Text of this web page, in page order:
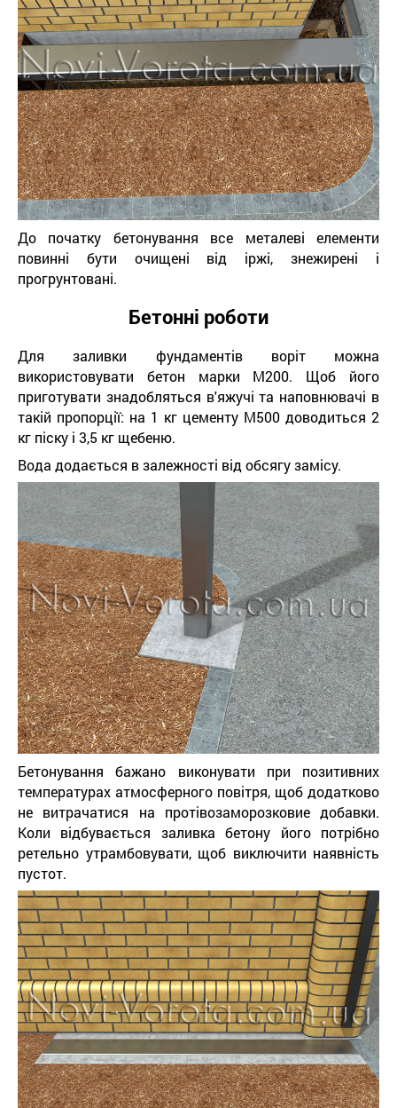
До початку бетонування все металеві елементи
повинні бути очищені від іржі, знежирені і
прогрунтовані.
Бетонні роботи
Для заливки фундаментів воріт можна
використовувати бетон марки М200. Щоб його
приготувати знадобляться в'яжучі та наповнювачі в
такій пропорції: на 1 кг цементу М500 доводиться 2
кг піску і 3,5 кг щебеню.
Вода додається в залежності від обсягу замісу.
Бетонування бажано виконувати при позитивних
температурах атмосферного повітря, щоб додатково
не витрачатися на протівозаморозковие добавки.
Коли відбувається заливка бетону його потрібно
ретельно утрамбовувати, щоб виключити наявність
пустот.